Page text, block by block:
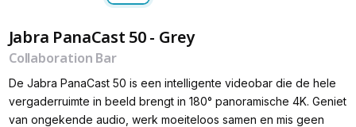
Jabra PanaCast 50 - Grey
Collaboration Bar
De Jabra PanaCast 50 is een intelligente videobar die de hele
vergaderruimte in beeld brengt in 180° panoramische 4K. Geniet
van ongekende audio, werk moeiteloos samen en mis geen